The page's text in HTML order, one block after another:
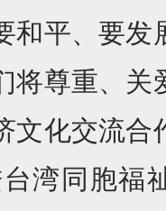
平、要发
将尊重、关
文化交流合
湾同胞福